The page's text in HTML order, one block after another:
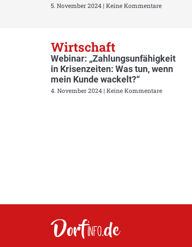
5. November 2024 Keine Kommentare
Wirtschaft
Webinar: „Zahlungsunfähigkeit
in Krisenzeiten: Was tun, wenn
mein Kunde wackelt?“
4. November 2024 Keine Kommentare